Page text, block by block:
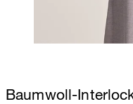
Baumwoll-